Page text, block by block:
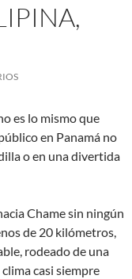
es lo mismo que
en Panamá no
o en una divertida
Chame sin ningún
de 20 kilómetros,
rodeado de una
casi siempre